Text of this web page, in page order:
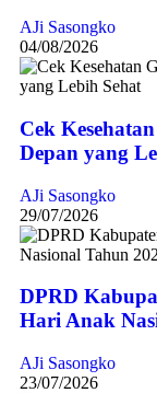
AJi Sasongko
04/08/2026
Cek
Depan yang
AJi Sasongko
29/07/2026
DPRD
Hari Anak
AJi Sasongko
23/07/2026